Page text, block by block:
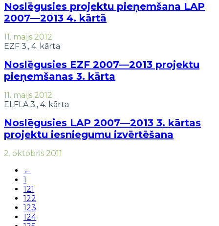
Noslēgusies projektu pieņemšana LAP
2007—2013 4. kārtā
11. maijs 2012
EZF 3., 4. kārta
Noslēgusies EZF 2007—2013 projektu
pieņemšanas 3. kārta
11. maijs 2012
ELFLA 3., 4. kārta
Noslēgusies LAP 2007—2013 3. kārtas
projektu iesniegumu izvērtēšana
2. oktobris 2011
←
1
121
122
123
124